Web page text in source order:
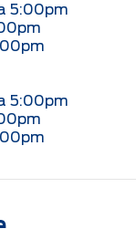
5:00pm
5:00pm